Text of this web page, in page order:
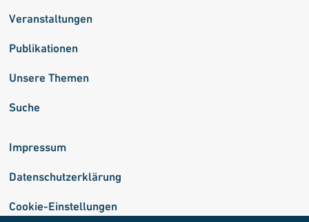
Veranstaltungen
Publikationen
Unsere Themen
Suche
Impressum
Datenschutzerklärung
Cookie-Einstellungen